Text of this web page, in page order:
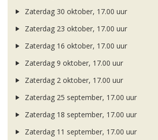
Zaterdag 30 oktober, 17.00 uur
Zaterdag 23 oktober, 17.00 uur
Zaterdag 16 oktober, 17.00 uur
Zaterdag 9 oktober, 17.00 uur
Zaterdag 2 oktober, 17.00 uur
Zaterdag 25 september, 17.00 uur
Zaterdag 18 september, 17.00 uur
Zaterdag 11 september, 17.00 uur